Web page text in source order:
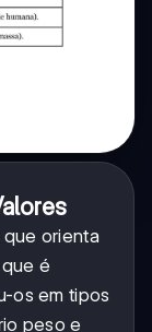
orienta
é
os em tipos
peso e